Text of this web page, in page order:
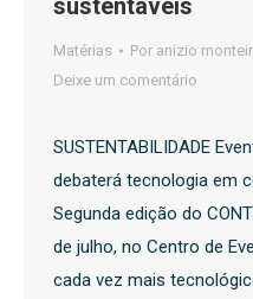
sustentáveis
Matérias Por anizio
Deixe um comentário
SUSTENTABILIDADE
debaterá tecnologia em
Segunda edição do
de julho, no Centro de
cada vez mais